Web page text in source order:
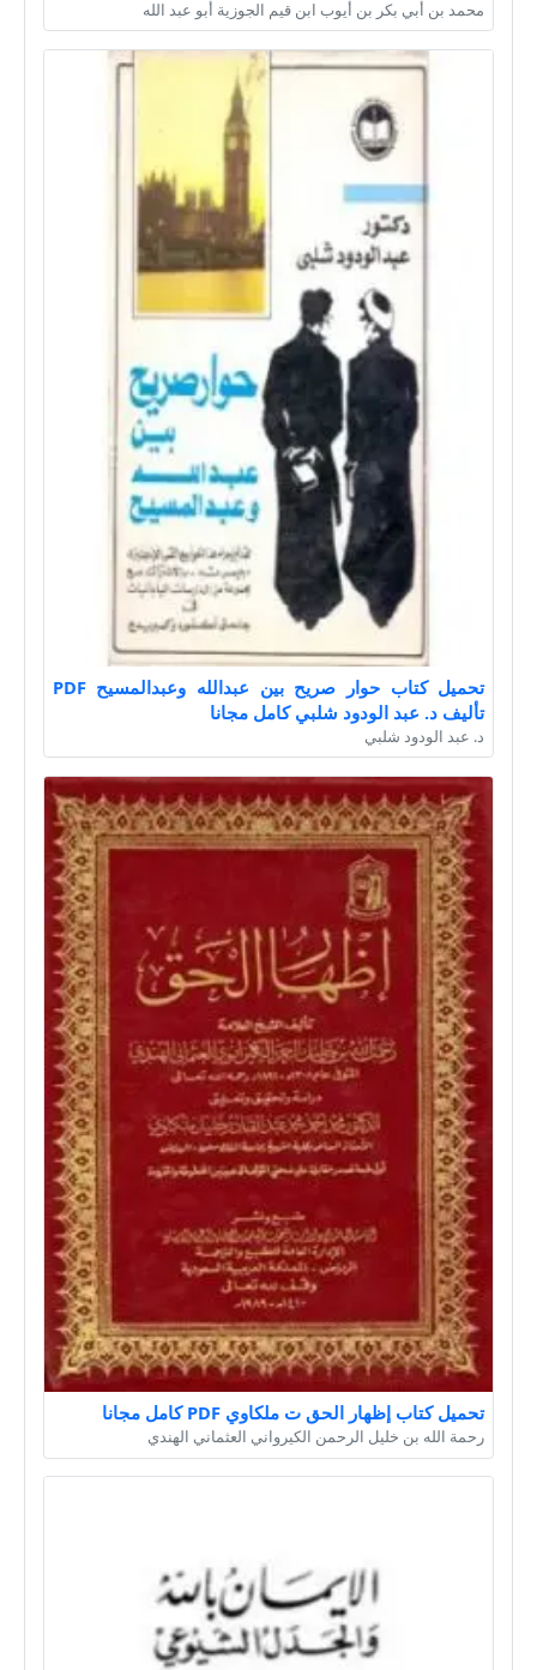
محمد بن أبي بكر بن أيوب ابن قيم الجوزية أبو عبد الله
تحميل كتاب حوار صريح بين عبدالله وعبدالمسيح PDF
تأليف د. عبد الودود شلبي كامل مجانا
د. عبد الودود شلبي
تحميل كتاب إظهار الحق ت ملكاوي PDF كامل مجانا
رحمة الله بن خليل الرحمن الكيرواني العثماني الهندي